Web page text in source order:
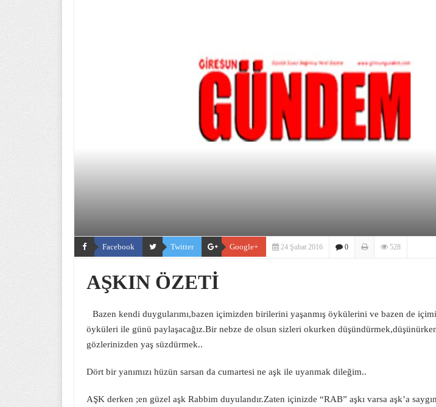
Facebook Twitter Google+ 24 Şubat 2016 0 528
AŞKIN ÖZETİ
Bazen kendi duygularımı,bazen içimizden birilerini yaşanmış öykülerini ve bazen de
öyküleri ile günü paylaşacağız.Bir nebze de olsun sizleri okurken
gözlerinizden yaş süzdürmek..
Dört bir yanımızı hüzün sarsan da cumartesi ne aşk ile uyanmak dileğim..
AŞK derken ;en güzel aşk Rabbim duyulandır.Zaten içinizde “RAB” aşkı varsa aşk’a